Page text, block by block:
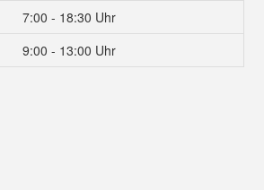
7:00 - 18:30 Uhr
9:00 - 13:00 Uhr